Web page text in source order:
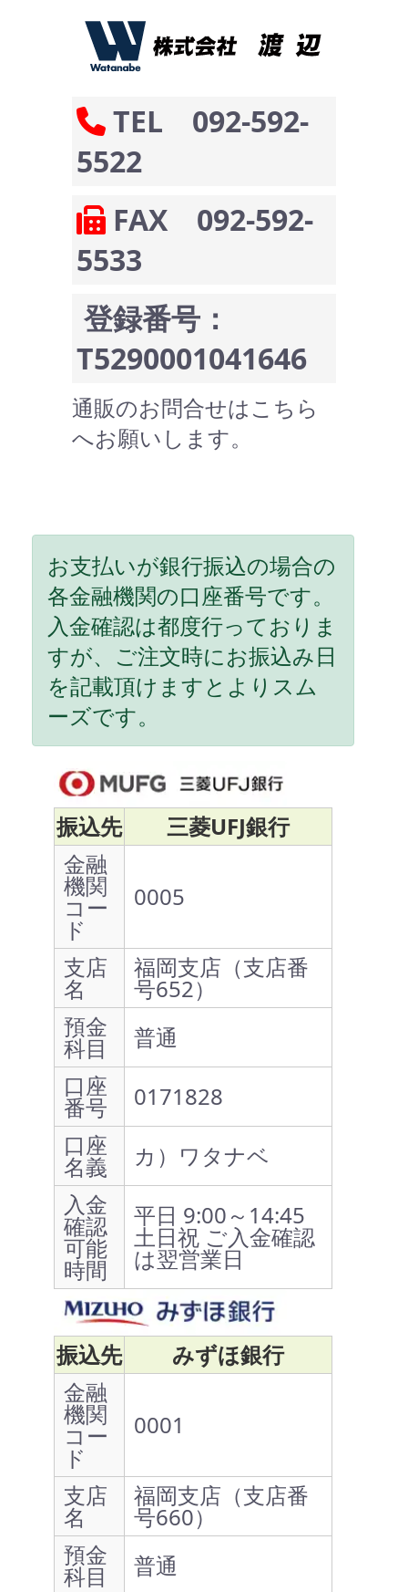
TEL 092-592-
5522
FAX 092-592-
5533
登録番号：
T5290001041646
通販のお問合せはこちら
へお願いします。
お支払いが銀行振込の場合の
各金融機関の口座番号です。
入金確認は都度行っておりま
すが、ご注文時にお振込み日
を記載頂けますとよりスム
ーズです。
振込先
三菱UFJ銀行
金融
機関
コー
ド
0005
支店
名
福岡支店（支店番
号652）
預金
科目
普通
口座
番号
0171828
口座
名義
カ）ワタナベ
入金
確認
可能
時間
平日 9:00～14:45
土日祝 ご入金確認
は翌営業日
振込先
みずほ銀行
金融
機関
コー
ド
0001
支店
名
福岡支店（支店番
号660）
預金
科目
普通